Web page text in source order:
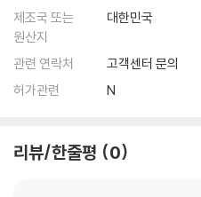
제조국 또는
원산지
대한민국
관련 연락처
고객센터 문의
허가관련
N
리뷰/한줄평 0